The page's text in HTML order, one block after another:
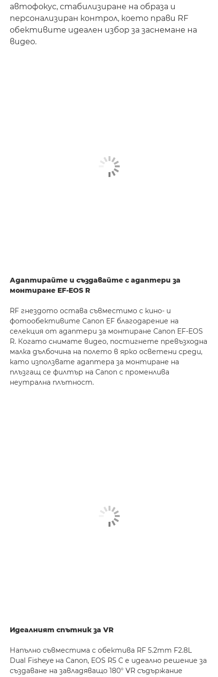
автофокус, стабилизиране на образа и
персонализиран контрол, което прави RF
обективите идеален избор за заснемане на
видео.
Адаптирайте и създавайте с адаптери за
монтиране EF-EOS R
RF гнездото остава съвместимо с кино- и
фотообективите Canon EF благодарение на
селекция от адаптери за монтиране Canon EF-EOS
R. Когато снимате видео, постигнете превъзходна
малка дълбочина на полето в ярко осветени среди,
като използвате адаптера за монтиране на
плъзгащ се филтър на Canon с променлива
неутрална плътност.
Идеалният спътник за VR
Напълно съвместима с обектива RF 5.2mm F2.8L
Dual Fisheye на Canon, EOS R5 C е идеално решение за
създаване на завладяващо 180° VR съдържание